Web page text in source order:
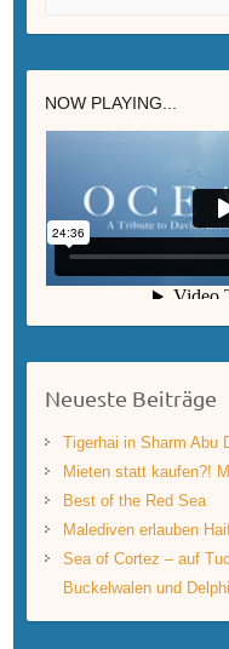
NOW PLAYING...
Neueste Beiträge
Tigerhai in Sharm Abu
Mieten statt kaufen?!
Best of the Red Sea
Malediven erlauben
Sea of Cortez – auf
Buckelwalen und